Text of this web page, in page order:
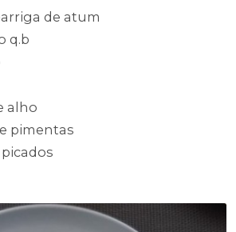
de atum
q.b
alho
pimentas